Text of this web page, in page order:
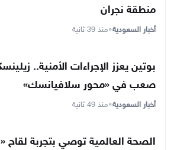
منطقة نجران
أخبار السعودية•منذ 39 ثانية
بوتين يعزز الإجراءات الأمنية..
صعب في «محور سلافيانسك»
أخبار السعودية•منذ 49 ثانية
الصحة العالمية توصي بتجربة لقاح